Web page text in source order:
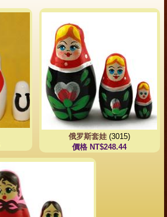
俄罗斯套娃 (3015)
價格 NT$248.44